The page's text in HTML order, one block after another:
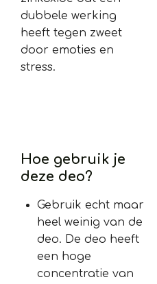
dubbele werking
heeft tegen zweet
door emoties en
stress.
Hoe gebruik je
deze deo?
Gebruik echt maar
heel weinig van de
deo. De deo heeft
een hoge
concentratie van